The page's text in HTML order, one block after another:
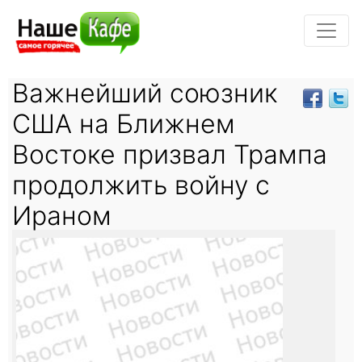
Важнейший союзник
США на Ближнем
Востоке призвал Трампа
продолжить войну с
Ираном